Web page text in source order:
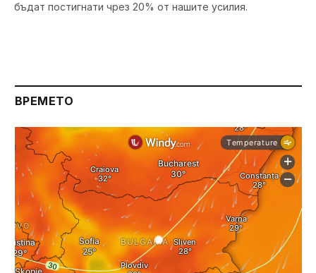
бъдат постигнати чрез 20% от нашите усилия.
ВРЕМЕТО